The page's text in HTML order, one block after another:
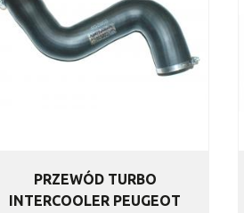
PRZEWÓD TURBO
INTERCOOLER PEUGEOT